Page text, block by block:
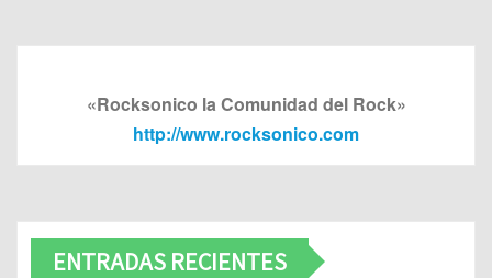
«Rocksonico la Comunidad del Rock»
http://www.rocksonico.com
ENTRADAS RECIENTES